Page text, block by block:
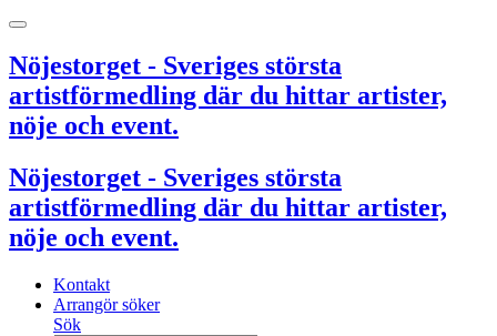
Nöjestorget - Sveriges största
artistförmedling där du hittar artister,
nöje och event.
Nöjestorget - Sveriges största
artistförmedling där du hittar artister,
nöje och event.
Kontakt
Arrangör söker
Sök